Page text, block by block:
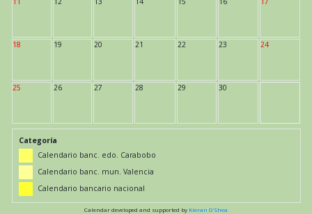
18 19 20 21 22 23 24
25 26 27 28 29 30
Categoría
Calendario banc. edo. Carabobo
Calendario banc. mun. Valencia
Calendario bancario nacional
Calendar developed and supported by Kieran O'Shea